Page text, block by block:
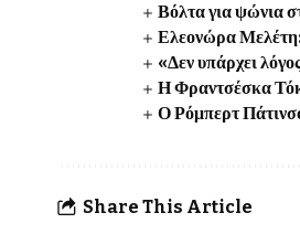
Βόλτα για ψώνια
Ελεονώρα
«Δεν υπάρχει
Η Φραντσέσκα
Ο Ρόμπερτ
Share This Article